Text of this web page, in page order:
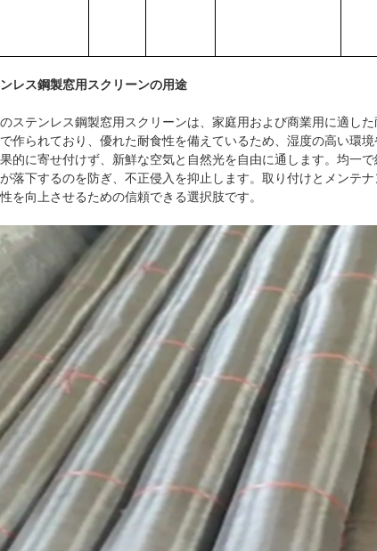
レス鋼製窓用スクリーンの用途
ステンレス鋼製窓用スクリーンは、家庭用および商業用に適し
作られており、優れた耐食性を備えているため、湿度の高い環
的に寄せ付けず、新鮮な空気と自然光を自由に通します。均一
落下するのを防ぎ、不正侵入を抑止します。取り付けとメンテ
を向上させるための信頼できる選択肢です。